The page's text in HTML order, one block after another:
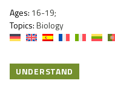
Ages: 16-19;
Topics:Biology
UNDERSTAND